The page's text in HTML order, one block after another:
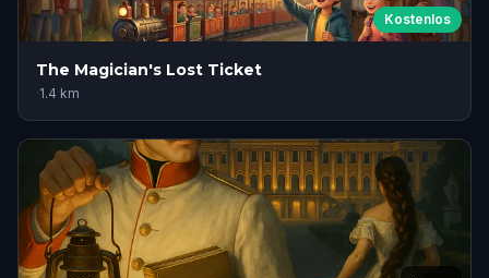
Kostenlos
The Magician's Lost Ticket
·1.4 km